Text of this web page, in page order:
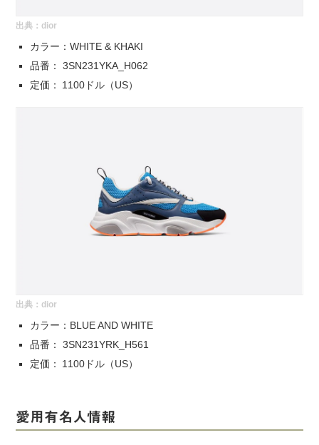
出典：dior
カラー：WHITE & KHAKI
品番： 3SN231YKA_H062
定価： 1100ドル（US）
出典：dior
カラー：BLUE AND WHITE
品番： 3SN231YRK_H561
定価： 1100ドル（US）
愛用有名人情報